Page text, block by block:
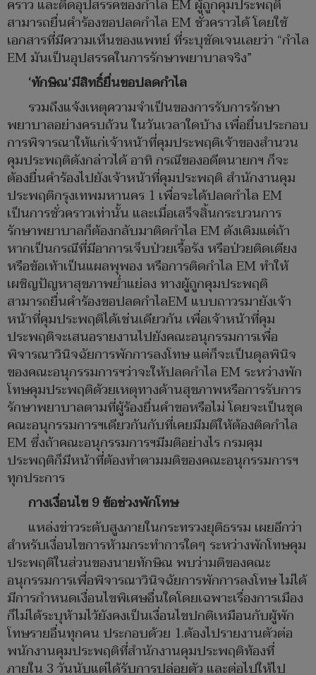
คราว และติดอุปสรรคของกำไล EM ผู้ถูกคุมประพฤติ
สามารถยื่นคำร้องขอปลดกำไล EM ชั่วคราวได้ โดยใช้
เอกสารที่มีความเห็นของแพทย์ ที่ระบุชัดเจนเลยว่า “กำไล
EM มันเป็นอุปสรรคในการรักษาพยาบาลจริง”
‘ทักษิณ’มีสิทธิ์ยื่นขอปลดกำไล
รวมถึงแจ้งเหตุความจำเป็นของการรับการรักษา
พยาบาลอย่างครบถ้วน ในวันเวลาใดบ้าง เพื่อยื่นประกอบ
การพิจารณาให้แก่เจ้าหน้าที่คุมประพฤติเจ้าของสำนวน
คุมประพฤติดังกล่าวได้ อาทิ กรณีของอดีตนายกฯ ก็จะ
ต้องยื่นคำร้องไปยังเจ้าหน้าที่คุมประพฤติ สำนักงานคุม
ประพฤติกรุงเทพมหานคร 1 เพื่อจะได้ปลดกำไล EM
เป็นการชั่วคราวเท่านั้น และเมื่อเสร็จสิ้นกระบวนการ
รักษาพยาบาลก็ต้องกลับมาติดกำไล EM ดังเดิมแต่ถ้า
หากเป็นกรณีที่มีอาการเจ็บป่วยเรื้อรัง หรือป่วยติดเตียง
หรือข้อเท้าเป็นแผลพุพอง หรือการติดกำไล EM ทำให้
เผชิญปัญหาสุขภาพย่ำแย่ลง ทางผู้ถูกคุมประพฤติ
สามารถยื่นคำร้องขอปลดกำไลEM แบบถาวรมายังเจ้า
หน้าที่คุมประพฤติได้เช่นเดียวกัน เพื่อเจ้าหน้าที่คุม
ประพฤติจะเสนอรายงานไปยังคณะอนุกรรมการเพื่อ
พิจารณาวินิจฉัยการพักการลงโทษ แต่ก็จะเป็นดุลพินิจ
ของคณะอนุกรรมการฯว่าจะให้ปลดกำไล EM ระหว่างพัก
โทษคุมประพฤติด้วยเหตุทางด้านสุขภาพหรือการรับการ
รักษาพยาบาลตามที่ผู้ร้องยื่นคำขอหรือไม่ โดยจะเป็นชุด
คณะอนุกรรมการฯเดียวกันกับที่เคยมีมติให้ต้องติดกำไล
EM ซึ่งถ้าคณะอนุกรรมการฯมีมติอย่างไร กรมคุม
ประพฤติก็มีหน้าที่ต้องทำตามมติของคณะอนุกรรมการฯ
ทุกประการ
กางเงื่อนไข 9 ข้อช่วงพักโทษ
แหล่งข่าวระดับสูงภายในกระทรวงยุติธรรม เผยอีกว่า
สำหรับเงื่อนไขการห้ามกระทำการใดๆ ระหว่างพักโทษคุม
ประพฤติในส่วนของนายทักษิณ พบว่ามติของคณะ
อนุกรรมการเพื่อพิจารณาวินิจฉัยการพักการลงโทษ ไม่ได้
มีการกำหนดเงื่อนไขพิเศษอื่นใดโดยเฉพาะเรื่องการเมือง
ก็ไม่ได้ระบุห้ามไว้ยังคงเป็นเงื่อนไขปกติเหมือนกับผู้พัก
โทษรายอื่นทุกคน ประกอบด้วย 1.ต้องไปรายงานตัวต่อ
พนักงานคุมประพฤติที่สำนักงานคุมประพฤติท้องที่
ภายใน 3 วันนับแต่ได้รับการปล่อยตัว และต่อไปให้ไป